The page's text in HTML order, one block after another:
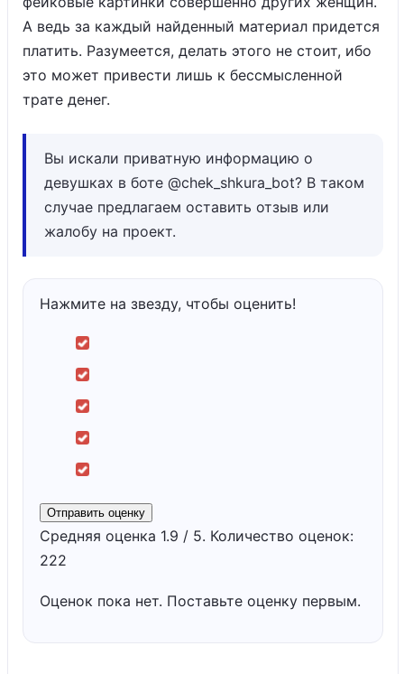
А ведь за каждый найденный материал придется
платить. Разумеется, делать этого не стоит, ибо
это может привести лишь к бессмысленной
трате денег.
Вы искали приватную информацию о
девушках в боте @chek_shkura_bot? В таком
случае предлагаем оставить отзыв или
жалобу на проект.
Нажмите на звезду, чтобы оценить!
Отправить оценку
Средняя оценка 1.9 / 5. Количество оценок:
222
Оценок пока нет. Поставьте оценку первым.